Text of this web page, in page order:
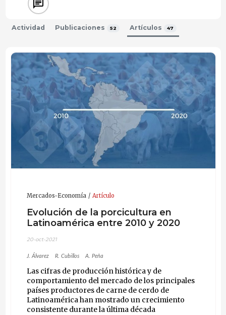
Estudios
Universitat de Lleida - UDL
Medico Veterinario
Universidad de Concepción - UDEC
2011
Actividad Publicaciones 52 Artículos 47
Mercados-Economía Artículo
Evolución de la porcicultura en
Latinoamérica entre 2010 y 2020
20-oct-2021
J. Álvarez R. Cubillos A. Peña
Las cifras de producción histórica y de
comportamiento del mercado de los principales
países productores de carne de cerdo de
Latinoamérica han mostrado un crecimiento
consistente durante la última década